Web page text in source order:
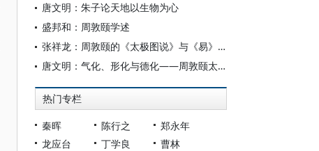
唐文明：朱子论天地以生物为心
盛邦和：周敦颐学述
张祥龙：周敦颐的《太极图说》与《易》象数
唐文明：气化、形化与德化——周敦颐太极图再论
热门专栏
秦晖 陈行之
郑永年
龙应台
丁学良
曹林